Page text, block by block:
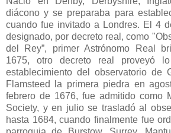
diácono y se preparaba para
cuando fue invitado a Londres. El 4
designado, por decreto real, como
del Rey”, primer Astrónomo Real
1675, otro decreto real proveyó
establecimiento del observatorio de
Flamsteed la primera piedra en
febrero de 1676, fue admitido como
Society, y en julio se trasladó al
hasta 1684, cuando finalmente fue